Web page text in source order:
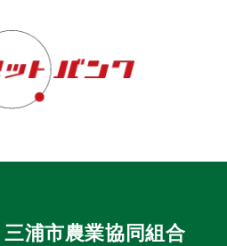
三浦市農業協同組合